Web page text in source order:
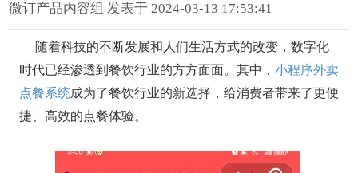
微订产品内容组 发表于 2024-03-13 17:53:41
随着科技的不断发展和人们生活方式的改变，数字化
时代已经渗透到餐饮行业的方方面面。其中， 小程序外卖
点餐系统成为了餐饮行业的新选择，给消费者带来了更便
捷、高效的点餐体验。